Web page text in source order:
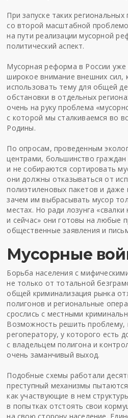
При запуске таких
со второй масштабной
на пути реализации мусорной
политический аспект.
Мусорная реформа в России уже
широкое внимание внешних сил,
использовать тему для общей
обстановки в отдельных
очень на руку проблема
с которой мы сталкиваемся во
Родины.
По опросам, проведенным
центрами, большинство
и не собираются сортировать
они должны отказываться от
полиэтиленовых пакетов и
зачем им выбрасывать мусор
местах. Но ради лозунга
и сейчас» они готовы на любые
общественные заявления и
Мусорные
Борьба населения с
не только от тотальной
общей криминализация рынка
полигонов и региональные
срослись с местными
Возможность решить проблему,
регоператору, у которого есть
с владельцем полигона и
очень заманчивый выход.
Подобные схемы работали
преступный механизмы
как участвующие в нем
в попытках отстоять свои